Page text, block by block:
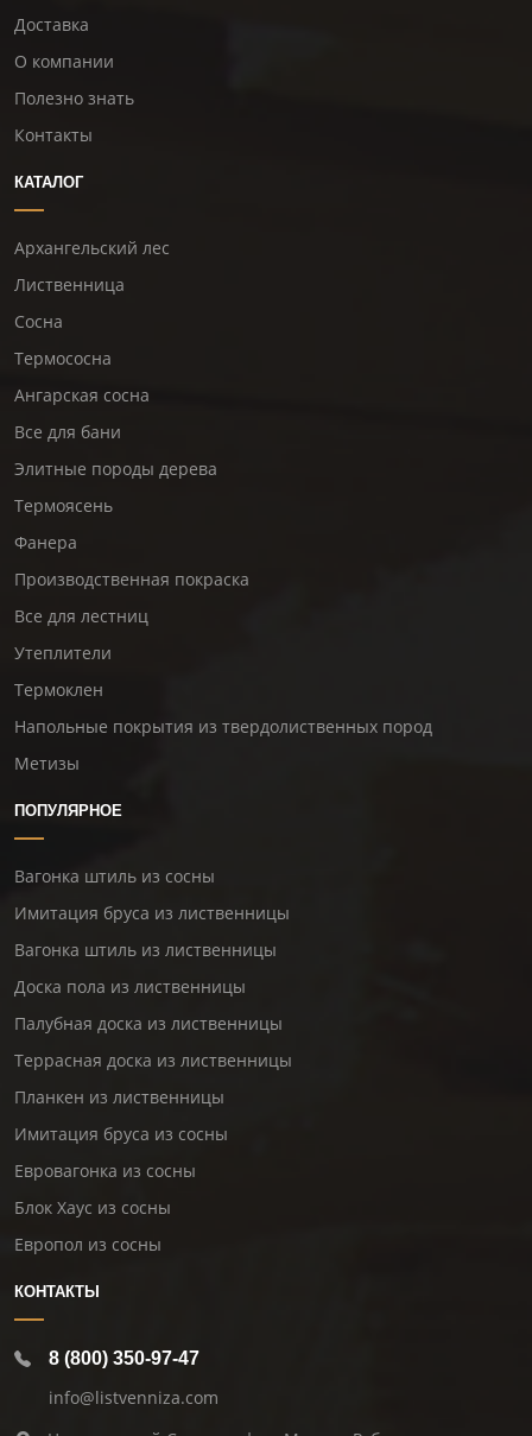
Доставка
О компании
Полезно знать
Контакты
КАТАЛОГ
Архангельский лес
Лиственница
Сосна
Термососна
Ангарская сосна
Все для бани
Элитные породы дерева
Термоясень
Фанера
Производственная покраска
Все для лестниц
Утеплители
Термоклен
Напольные покрытия из твердолиственных пород
Метизы
ПОПУЛЯРНОЕ
Вагонка штиль из сосны
Имитация бруса из лиственницы
Вагонка штиль из лиственницы
Доска пола из лиственницы
Палубная доска из лиственницы
Террасная доска из лиственницы
Планкен из лиственницы
Имитация бруса из сосны
Евровагонка из сосны
Блок Хаус из сосны
Европол из сосны
КОНТАКТЫ
8 (800) 350-97-47
info@listvenniza.com